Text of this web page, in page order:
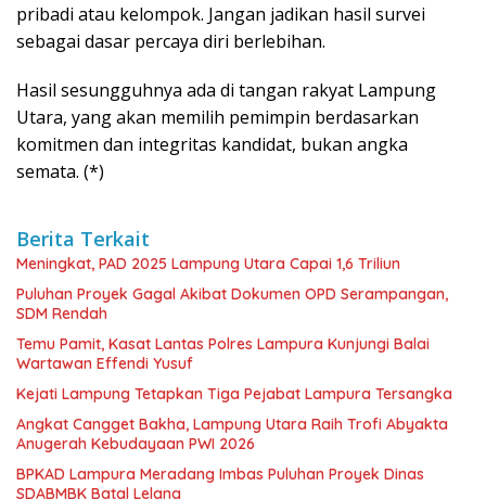
pribadi atau kelompok. Jangan jadikan hasil survei
sebagai dasar percaya diri berlebihan.
Hasil sesungguhnya ada di tangan rakyat Lampung
Utara, yang akan memilih pemimpin berdasarkan
komitmen dan integritas kandidat, bukan angka
semata. (*)
Berita Terkait
Meningkat, PAD 2025 Lampung Utara Capai 1,6 Triliun
Puluhan Proyek Gagal Akibat Dokumen OPD Serampangan,
SDM Rendah
Temu Pamit, Kasat Lantas Polres Lampura Kunjungi Balai
Wartawan Effendi Yusuf
Kejati Lampung Tetapkan Tiga Pejabat Lampura Tersangka
Angkat Cangget Bakha, Lampung Utara Raih Trofi Abyakta
Anugerah Kebudayaan PWI 2026
BPKAD Lampura Meradang Imbas Puluhan Proyek Dinas
SDABMBK Batal Lelang